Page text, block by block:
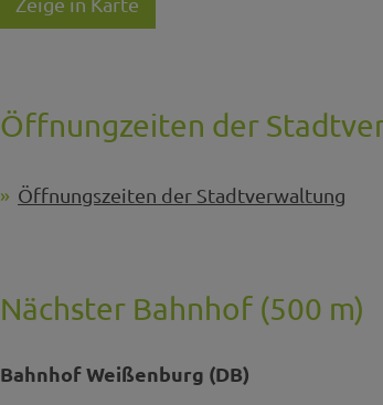
Öffnungzeiten der
Öffnungszeiten der Stadtverwaltung
Nächster Bahnhof (500 m)
Bahnhof Weißenburg (DB)